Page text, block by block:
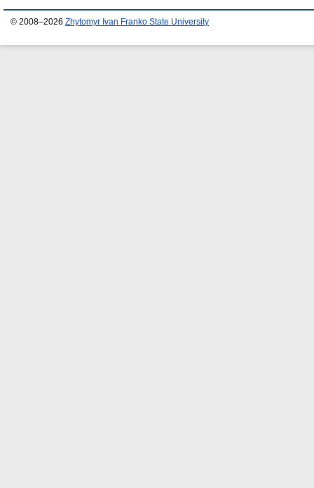
© 2008–2026 Zhytomyr Ivan Franko State University